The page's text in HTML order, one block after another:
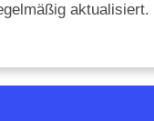
aktualisiert.